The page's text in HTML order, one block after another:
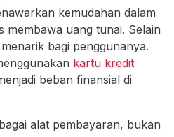
kemudahan dalam
membawa uang tunai. Selain
bagi penggunanya.
kartu kredit
beban finansial di
alat pembayaran, bukan